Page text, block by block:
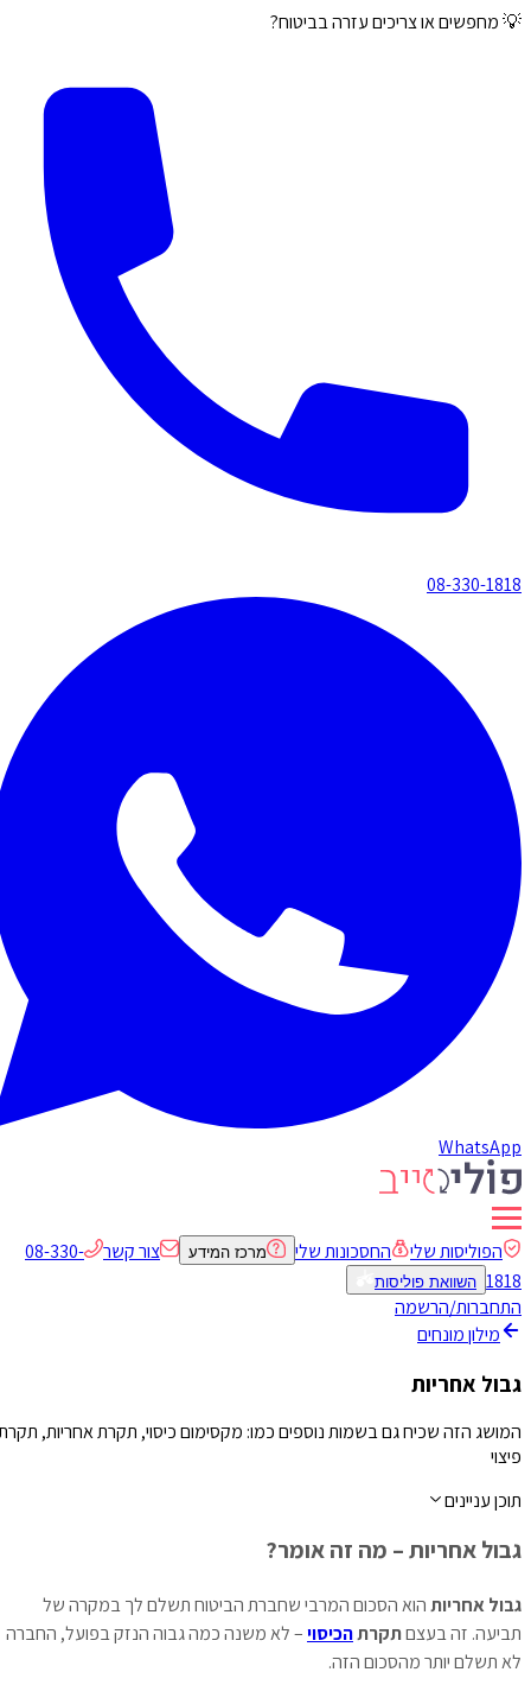
💡 מחפשים או צריכים עזרה בביטוח?
08-330-1818
WhatsApp
הפוליסות שלי החסכונות שלי מרכז המידע צור קשר
08-330-
1818
השוואת פוליסות
התחברות/הרשמה
מילון מונחים
גבול אחריות
המושג הזה שכיח גם בשמות נוספים כמו: מקסימום כיסוי, תקרת אחריות, תקרת
פיצוי
תוכן עניינים
גבול אחריות – מה זה אומר?
גבול אחריותהוא הסכום המרבי שחברת הביטוח תשלם לך במקרה של
תביעה. זה בעצםתקרתהכיסוי– לא משנה כמה גבוה הנזק בפועל, החברה
לא תשלם יותר מהסכום הזה.